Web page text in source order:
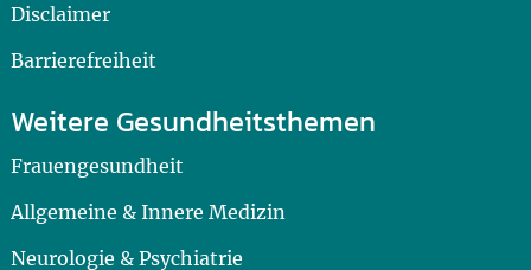
Disclaimer
Barrierefreiheit
Weitere Gesundheitsthemen
Frauengesundheit
Allgemeine & Innere Medizin
Neurologie & Psychiatrie